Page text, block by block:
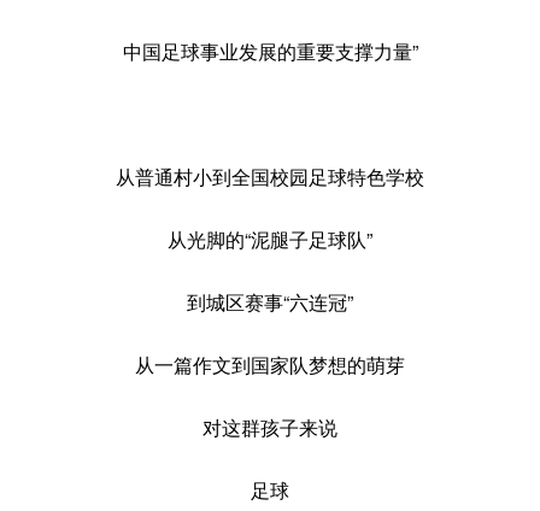
中国足球事业发展的重要支撑力量”
从普通村小到全国校园足球特色学校
从光脚的“泥腿子足球队”
到城区赛事“六连冠”
从一篇作文到国家队梦想的萌芽
对这群孩子来说
足球